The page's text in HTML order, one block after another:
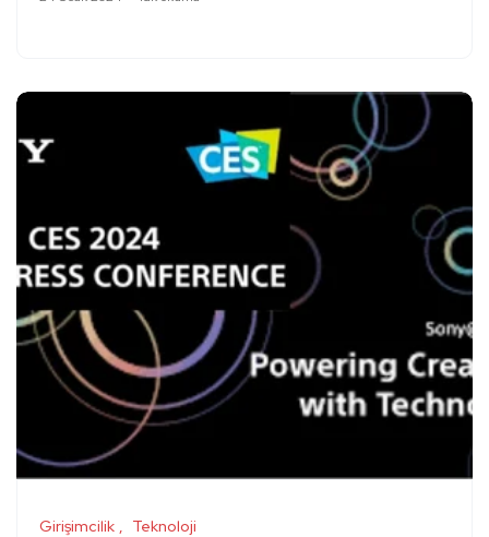
Girişimcilik Teknoloji